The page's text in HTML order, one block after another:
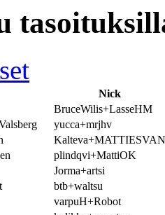
Nick
BruceWilis+LasseHM
Valsberg
yucca+mrjhv
Kalteva+MATTIESVAN
plindqvi+MattiOK
Jorma+artsi
btb+waltsu
varpuH+Robot